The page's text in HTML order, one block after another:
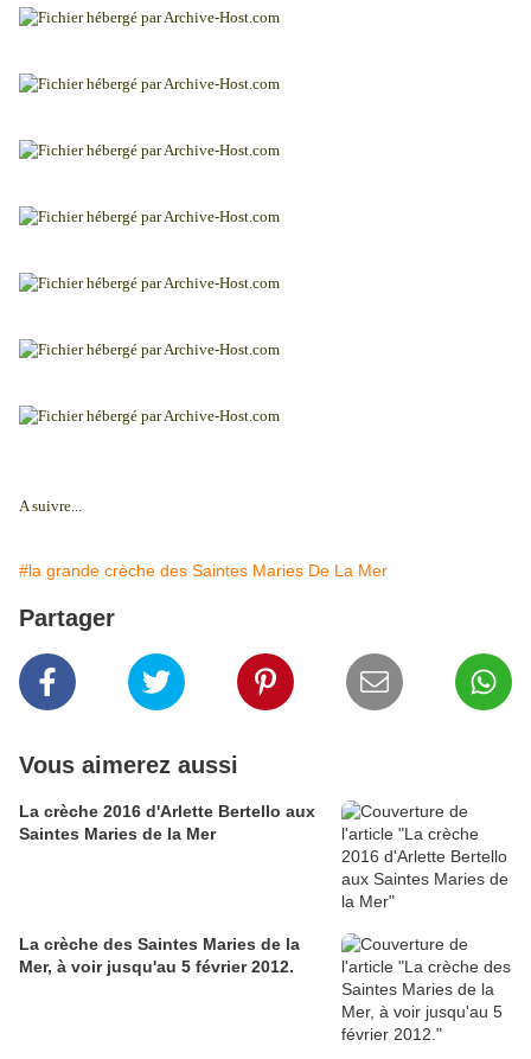
A suivre...
#la grande crèche des Saintes Maries De La Mer
Partager
Vous aimerez aussi
La crèche 2016 d'Arlette Bertello aux
Saintes Maries de la Mer
La crèche des Saintes Maries de la
Mer, à voir jusqu'au 5 février 2012.